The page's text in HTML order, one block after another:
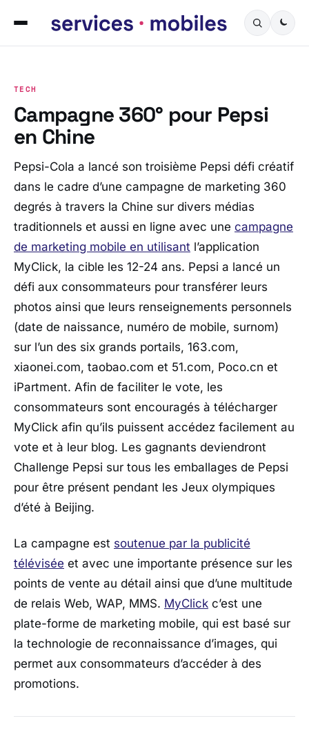
TECH
Campagne 360° pour Pepsi
en Chine
Pepsi-Cola a lancé son troisième Pepsi défi créatif
dans le cadre d’une campagne de marketing 360
degrés à travers la Chine sur divers médias
traditionnels et aussi en ligne avec une campagne
de marketing mobile en utilisant l’application
MyClick, la cible les 12-24 ans. Pepsi a lancé un
défi aux consommateurs pour transférer leurs
photos ainsi que leurs renseignements personnels
(date de naissance, numéro de mobile, surnom)
sur l’un des six grands portails, 163.com,
xiaonei.com, taobao.com et 51.com, Poco.cn et
iPartment. Afin de faciliter le vote, les
consommateurs sont encouragés à télécharger
MyClick afin qu’ils puissent accédez facilement au
vote et à leur blog. Les gagnants deviendront
Challenge Pepsi sur tous les emballages de Pepsi
pour être présent pendant les Jeux olympiques
d’été à Beijing.
La campagne est soutenue par la publicité
télévisée et avec une importante présence sur les
points de vente au détail ainsi que d’une multitude
de relais Web, WAP, MMS. MyClick c’est une
plate-forme de marketing mobile, qui est basé sur
la technologie de reconnaissance d’images, qui
permet aux consommateurs d’accéder à des
promotions.